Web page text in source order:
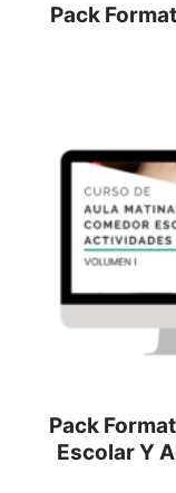
Pack
Pack
Escolar Y